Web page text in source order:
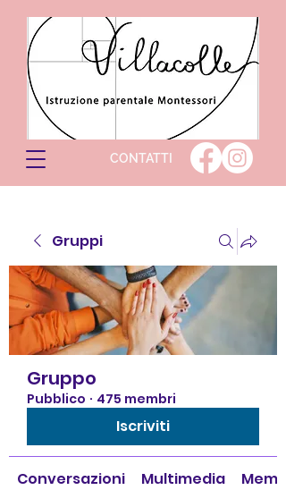
CONTATTI
Gruppi
Gruppo
Pubblico · 475 membri
Iscriviti
Conversazioni Multimedia